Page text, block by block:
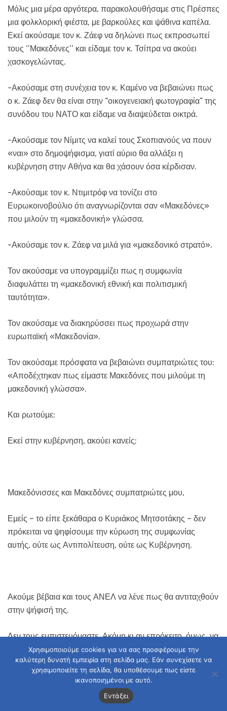
Μόλις μια μέρα αργότερα, παρακολουθήσαμε στις Πρέσπες
μια φολκλορική φιέστα, με βαρκούλες και ψάθινα καπέλα.
Εκεί ακούσαμε τον κ. Ζάεφ να δηλώνει πως εκπροσωπεί
τους ‘’Μακεδόνες’’ και είδαμε τον κ. Τσίπρα να ακούει
χασκογελώντας.
-Ακούσαμε στη συνέχεια τον κ. Καμένο να βεβαιώνει πως
ο κ. Ζάεφ δεν θα είναι στην “οικογενειακή φωτογραφία” της
συνόδου του ΝΑΤΟ και είδαμε να διαψεύδεται οικτρά.
-Ακούσαμε τον Νίμιτς να καλεί τους Σκοπιανούς να πουν
«ναι» στο δημοψήφισμα, γιατί αύριο θα αλλάξει η
κυβέρνηση στην Αθήνα και θα χάσουν όσα κέρδισαν.
-Ακούσαμε τον κ. Ντιμιτρόφ να τονίζει στο
Ευρωκοινοβούλιο ότι αναγνωρίζονται σαν «Μακεδόνες»
που μιλούν τη «μακεδονική» γλώσσα.
-Ακούσαμε τον κ. Ζάεφ να μιλά για «μακεδονικό στρατό».
Τον ακούσαμε να υπογραμμίζει πως η συμφωνία
διαφυλάττει τη «μακεδονική εθνική και πολιτισμική
ταυτότητα».
Τον ακούσαμε να διακηρύσσει πως προχωρά στην
ευρωπαϊκή «Μακεδονία».
Τον ακούσαμε πρόσφατα να βεβαιώνει συμπατριώτες του:
«Αποδέχτηκαν πως είμαστε Μακεδόνες που μιλούμε τη
μακεδονική γλώσσα».
Και ρωτούμε:
Εκεί στην κυβέρνηση, ακούει κανείς;
Μακεδόνισσες και Μακεδόνες συμπατριώτες μου,
Εμείς – το είπε ξεκάθαρα ο Κυριάκος Μητσοτάκης – δεν
πρόκειται να ψηφίσουμε την κύρωση της συμφωνίας
αυτής, ούτε ως Αντιπολίτευση, ούτε ως Κυβέρνηση.
Ακούμε βέβαια και τους ΑΝΕΛ να λένε πως θα αντιταχθούν
στην ψήφισή της.
Δεν τους εμπιστευόμαστε. Ακόμη κι αν επρόκειτο, όμως, να
διαφωνήσουν την τελευταία στιγμή, ο κ. Τσίπρας έχει- λέει
– κι άλλες πατερίτσες. Μην ξεχνούμε ότι ο κυβερνητικός
εκπρόσωπος έχει προαναγγείλει, εδώ και καιρό,
αποστασία αντιπολιτευόμενων βουλευτών, έτοιμων –
όπως είπε – να στηρίξουν τη συμφωνία.
Χρησιμοποιούμε cookies για να σας προσφέρουμε την
καλύτερη δυνατή εμπειρία στη σελίδα μας. Εάν συνεχίσετε να
χρησιμοποιείτε τη σελίδα, θα υποθέσουμε πως είστε
ικανοποιημένοι με αυτό.
Εντάξει